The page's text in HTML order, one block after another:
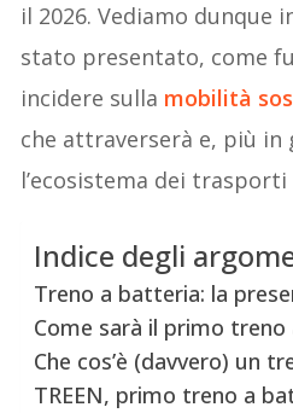
il 2026. Vediamo dunque
stato presentato, come
incidere sulla mobilità
che attraverserà e, più in
l’ecosistema dei
Indice degli
Treno a batteria: la
Come sarà il primo
Che cos’è (davvero) un
TREEN, primo treno a